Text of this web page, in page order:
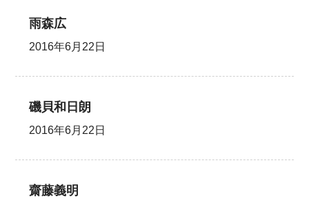
雨森広
2016年6月22日
磯貝和日朗
2016年6月22日
齋藤義明